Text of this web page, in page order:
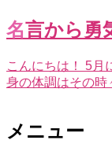
名言から
こんにちは！ 5月
身の体調はその
メニュー